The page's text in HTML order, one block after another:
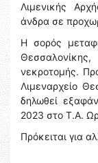
Λιμενικής
άνδρα σε
Η σορός
νεκροτομής.
Λιμεναρχείο
δηλωθεί
2023 στο Τ.Α.
Πρόκειται για